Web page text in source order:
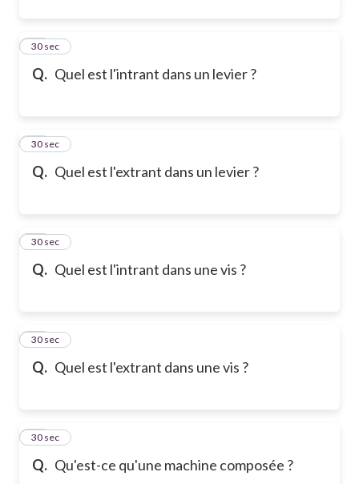
Q. Quel est l'intrant dans un levier ?
18
30 sec
Q. Quel est l'extrant dans un levier ?
19
30 sec
Q. Quel est l'intrant dans une vis ?
20
30 sec
Q. Quel est l'extrant dans une vis ?
21
30 sec
Q. Qu'est-ce qu'une machine composée ?
22
30 sec